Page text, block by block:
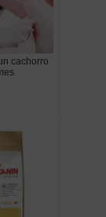
cachorro